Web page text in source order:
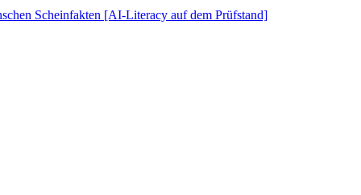
Scheinfakten [AI-Literacy auf dem Prüfstand]